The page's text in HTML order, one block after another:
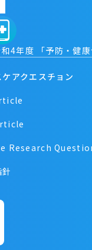
4年度 「予防・健
ケアクエスチョン
Research